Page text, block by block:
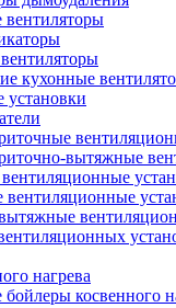
кухонные
вытяжные
нагрева
косвенного